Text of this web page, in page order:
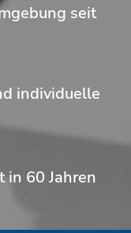
seit
individuelle
in 60 Jahren